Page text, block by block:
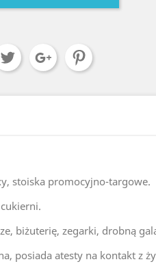
stoiska promocyjno-targowe.
biżuterię, zegarki, drobną
posiada atesty na kontakt z